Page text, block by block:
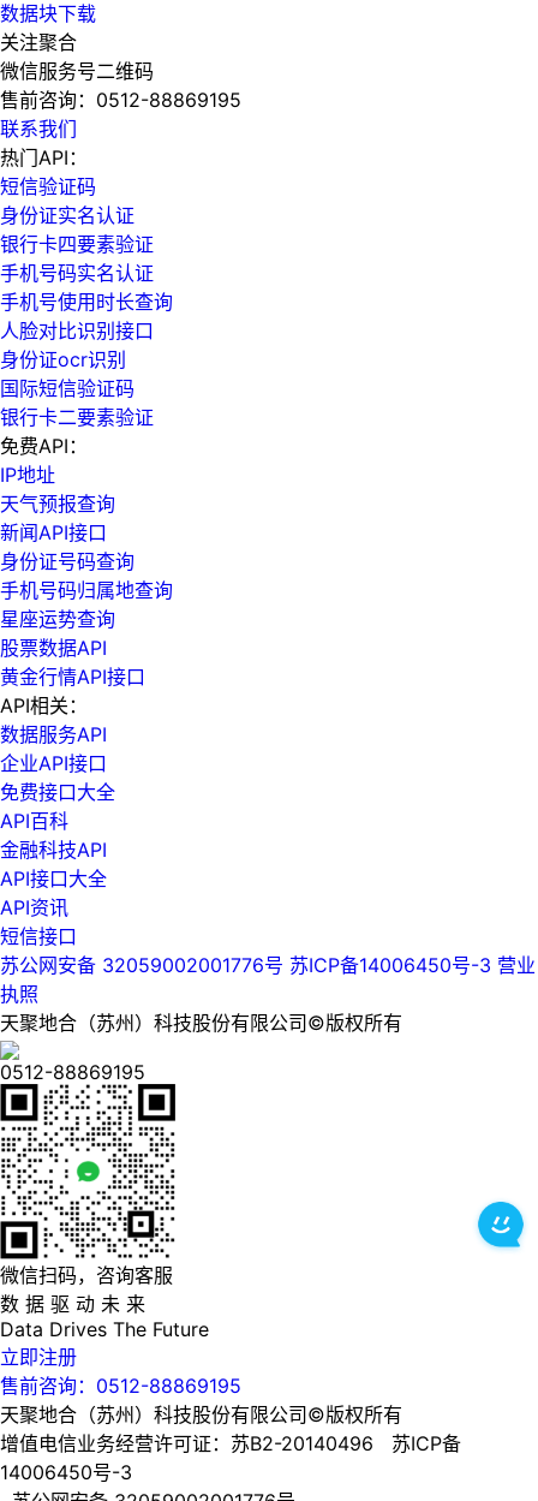
数据块下载
关注聚合
微信服务号二维码
售前咨询： 0512-88869195
联系我们
热门API：
短信验证码
身份证实名认证
银行卡四要素验证
手机号码实名认证
手机号使用时长查询
人脸对比识别接口
身份证ocr识别
国际短信验证码
银行卡二要素验证
免费API：
IP地址
天气预报查询
新闻API接口
身份证号码查询
手机号码归属地查询
星座运势查询
股票数据API
黄金行情API接口
API相关：
数据服务API
企业API接口
免费接口大全
API百科
金融科技API
API接口大全
API资讯
短信接口
苏公网安备 32059002001776号 苏ICP备14006450号-3 营业
执照
天聚地合（苏州）科技股份有限公司©版权所有
0512-88869195
微信扫码，咨询客服
数 据 驱 动 未 来
Data Drives The Future
立即注册
售前咨询：0512-88869195
天聚地合（苏州）科技股份有限公司©版权所有
增值电信业务经营许可证：苏B2-20140496 苏ICP备
14006450号-3